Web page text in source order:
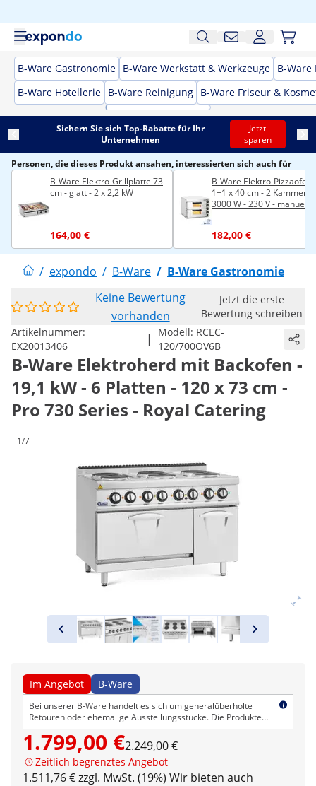
B-Ware Gastronomie B-Ware Werkstatt & Werkzeuge B-Ware
B-Ware Hotellerie B-Ware Reinigung B-Ware Friseur &
Sichern Sie sich Top-Rabatte für Ihr
Unternehmen
Jetzt
sparen
Personen, die dieses Produkt ansahen, interessierten sich auch für
B-Ware Elektro-Grillplatte 73
cm - glatt - 2 x 2,2 kW
164,00 €
B-Ware Elektro-Pizzaofen -
1+1 x 40 cm - 2 Kammern -
3000 W - 230 V - manuell -
182,00 €
/ expondo / B-Ware / B-Ware Gastronomie
Keine Bewertung
vorhanden
Jetzt die erste
Bewertung schreiben
Artikelnummer:
EX20013406
| Modell: RCEC-
120/700OV6B
B-Ware Elektroherd mit Backofen -
19,1 kW - 6 Platten - 120 x 73 cm -
Pro 730 Series - Royal Catering
1/7
Im Angebot B-Ware
Bei unserer B-Ware handelt es sich um generalüberholte
Retouren oder ehemalige Ausstellungsstücke. Die Produkte
haben evtl. kosmetische Mängel, sind technisch aber
einwandfrei. Wir gewähren wie immer das gewohnte
Rückgaberecht und die Garantie.
1.799,00 €2.249,00 €
Zeitlich begrenztes Angebot
1.511,76 € zzgl. MwSt. (19%) Wir bieten auch